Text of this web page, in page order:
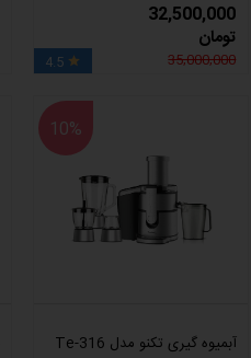
32,500,000
تومان
35,000,000

10%
آبمیوه گیری تکنو مدل Te-316